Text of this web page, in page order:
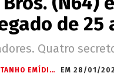
de 25
Quatro
FÁBIO CASTANHO EMÍDIO (STARWRITTER) EM 28/01/